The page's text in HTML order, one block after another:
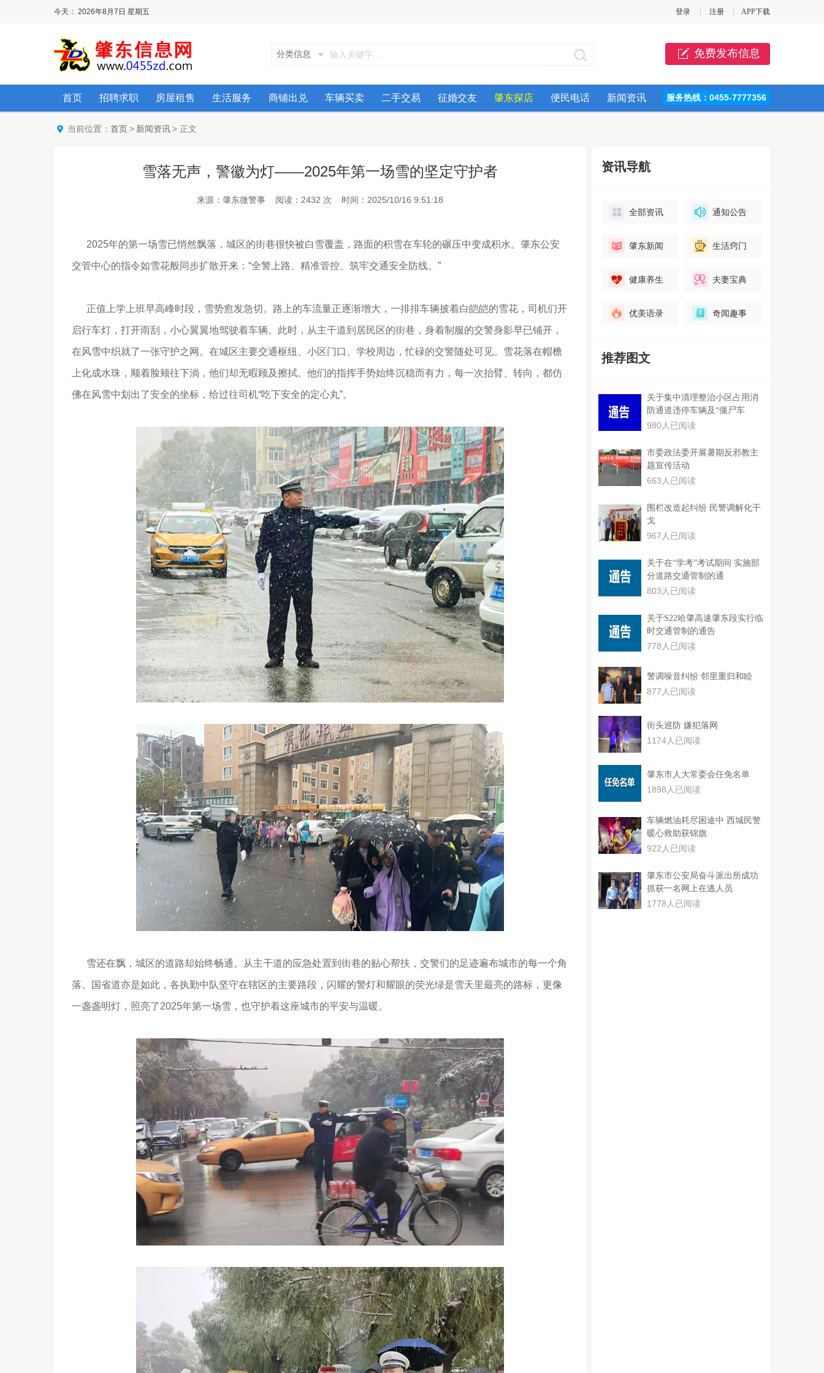
今天： 2026年8月7日 星期五 登录 注册 APP下载
分类信息 免费发布信息
首页 招聘求职 房屋租售 生活服务 商铺出兑 车辆买卖 二手交易 征婚交友 肇东探店 便民电话 新闻资讯 服务热线：0455-7777356
当前位置： 首页 > 新闻资讯 > 正文
雪落无声，警徽为灯——2025年第一场雪的坚定守护者
来源：肇东微警事 阅读：2432 次 时间：2025/10/16 9:51:18
2025年的第一场雪已悄然飘落，城区的街巷很快被白雪覆盖，路面的积雪在车轮的碾压中变成积水。肇东公安
交管中心的指令如雪花般同步扩散开来：“全警上路、精准管控、筑牢交通安全防线。”
正值上学上班早高峰时段，雪势愈发急切。路上的车流量正逐渐增大，一排排车辆披着白皑皑的雪花，司机们开
启行车灯，打开雨刮，小心翼翼地驾驶着车辆。此时，从主干道到居民区的街巷，身着制服的交警身影早已铺开，
在风雪中织就了一张守护之网。在城区主要交通枢纽、小区门口、学校周边，忙碌的交警随处可见。雪花落在帽檐
上化成水珠，顺着脸颊往下淌，他们却无暇顾及擦拭。他们的指挥手势始终沉稳而有力，每一次抬臂、转向，都仿
佛在风雪中划出了安全的坐标，给过往司机“吃下安全的定心丸”。
雪还在飘，城区的道路却始终畅通。从主干道的应急处置到街巷的贴心帮扶，交警们的足迹遍布城市的每一个角
落。国省道亦是如此，各执勤中队坚守在辖区的主要路段，闪耀的警灯和耀眼的荧光绿是雪天里最亮的路标，更像
一盏盏明灯，照亮了2025年第一场雪，也守护着这座城市的平安与温暖。
资讯导航
全部资讯 通知公告
肇东新闻 生活窍门
健康养生 夫妻宝典
优美语录 奇闻趣事
推荐图文
关于集中清理整治小区占用消
防通道违停车辆及“僵尸车
980人已阅读
市委政法委开展暑期反邪教主
题宣传活动
663人已阅读
围栏改造起纠纷 民警调解化干
戈
967人已阅读
关于在“学考”考试期间 实施部
分道路交通管制的通
803人已阅读
关于S22哈肇高速肇东段实行临
时交通管制的通告
778人已阅读
警调噪音纠纷 邻里重归和睦
877人已阅读
街头巡防 嫌犯落网
1174人已阅读
肇东市人大常委会任免名单
1898人已阅读
车辆燃油耗尽困途中 西城民警
暖心救助获锦旗
922人已阅读
肇东市公安局奋斗派出所成功
抓获一名网上在逃人员
1778人已阅读